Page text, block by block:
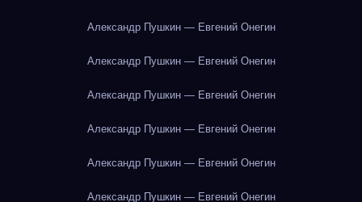
Александр Пушкин — Евгений Онегин
Александр Пушкин — Евгений Онегин
Александр Пушкин — Евгений Онегин
Александр Пушкин — Евгений Онегин
Александр Пушкин — Евгений Онегин
Александр Пушкин — Евгений Онегин